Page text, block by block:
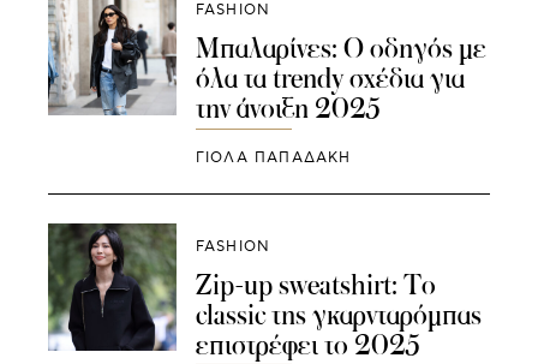
FASHION
Μπαλαρίνες: Ο οδηγός με
όλα τα trendy σχέδια για
την άνοιξη 2025
ΓΙΌΛΑ ΠΑΠΑΔΆΚΗ
FASHION
Zip-up sweatshirt: Το
classic της γκαρνταρόμπας
επιστρέφει το 2025